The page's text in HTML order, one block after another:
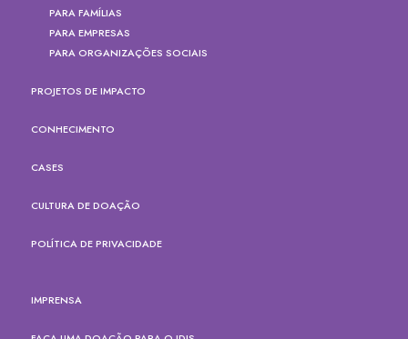
PARA FAMÍLIAS
PARA EMPRESAS
PARA ORGANIZAÇÕES SOCIAIS
PROJETOS DE IMPACTO
CONHECIMENTO
CASES
CULTURA DE DOAÇÃO
POLÍTICA DE PRIVACIDADE
IMPRENSA